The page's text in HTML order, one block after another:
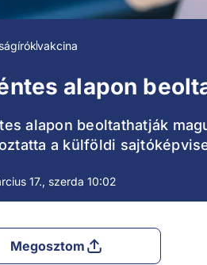
vakcina
alapon
alapon beoltathatják
a külföldi
17., szerda 10:02
Megosztom